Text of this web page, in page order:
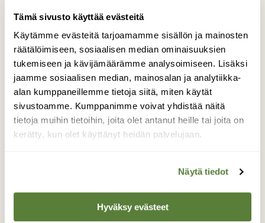
Tämä sivusto käyttää evästeitä
Käytämme evästeitä tarjoamamme sisällön ja mainosten
räätälöimiseen, sosiaalisen median ominaisuuksien
tukemiseen ja kävijämäärämme analysoimiseen. Lisäksi
jaamme sosiaalisen median, mainosalan ja analytiikka-
alan kumppaneillemme tietoja siitä, miten käytät
sivustoamme. Kumppanimme voivat yhdistää näitä
tietoja muihin tietoihin, joita olet antanut heille tai joita on
kerätty, kun olet käyttänyt heidän palvelujaan.
Näytä tiedot
Hyväksy evästeet
Harmaahaikara
Istuin lammen rannalla illansuussa ja hörpin
kahvia aikani kuluksi. Lokki kirkui ja hätisteli
isohkoa lintua, joka lopulta laskeutui kivelle,
Ajattelin että kyseessä on kurki, mutta
kuvasta huomasin että se olikin
harmaahaikara! Kesän kohokohta ja päivän
Valokuvaaja: Yvonne Okkola, Luumäki 7.8.2017